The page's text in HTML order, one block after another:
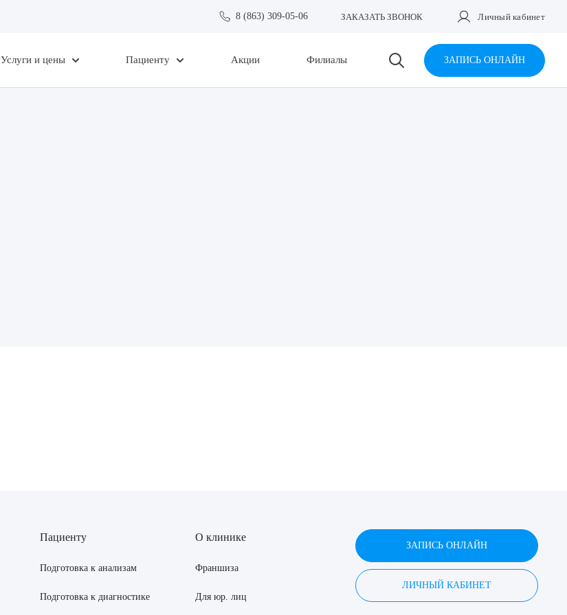
8 (863) 309-05-06 ЗАКАЗАТЬ ЗВОНОК Личный кабинет
Услуги и цены Пациенту Акции Филиалы ЗАПИСЬ ОНЛАЙН
Пациенту
Подготовка к анализам
Подготовка к диагностике
О клинике
Франшиза
Для юр. лиц
ЗАПИСЬ ОНЛАЙН
ЛИЧНЫЙ КАБИНЕТ